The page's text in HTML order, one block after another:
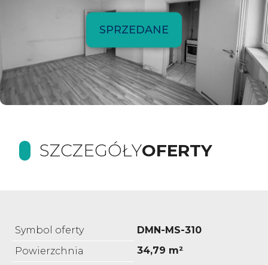
SPRZEDANE
SZCZEGÓŁYOFERTY
Symbol oferty
DMN-MS-310
Powierzchnia
34,79 m²